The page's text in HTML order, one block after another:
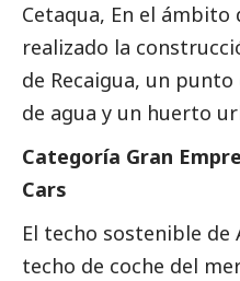
Cetaqua, En el ámbito
realizado la
de Recaigua, un
de agua y un huerto
Categoría Gran
Cars
El techo sostenible
techo de coche del